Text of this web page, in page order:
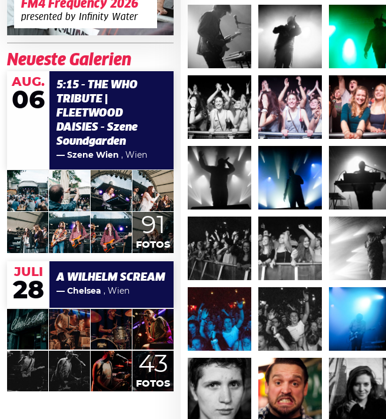
FM4 Frequency 2026
presented by Infinity Water
Neueste Galerien
AUG.
06
5:15 - THE WHO
TRIBUTE |
FLEETWOOD
DAISIES - Szene
Soundgarden
— Szene Wien , Wien
91
FOTOS
JULI
28
A WILHELM SCREAM
— Chelsea , Wien
43
FOTOS